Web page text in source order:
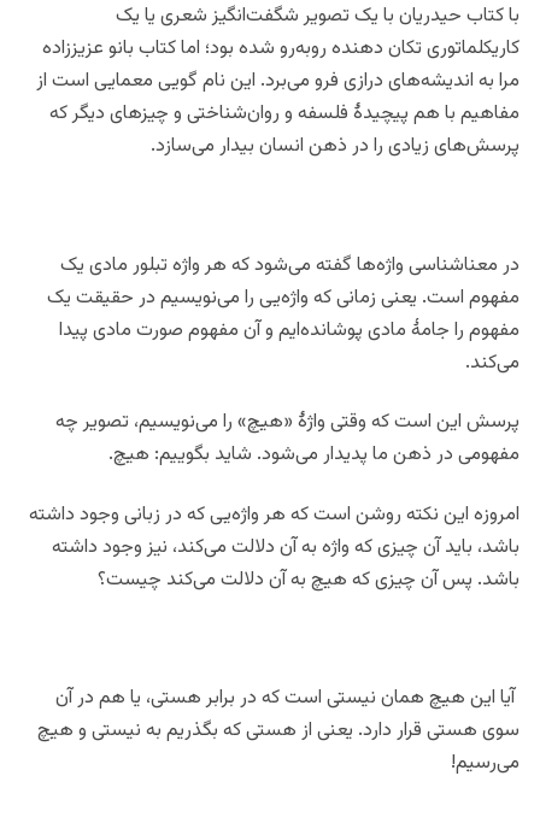
با کتاب حیدریان با یک تصویر شگفت‌انگیز شعری یا یک
کاریکلماتوری تکان دهنده روبه‌رو شده بود؛ اما کتاب بانو عزیززاده
مرا به اندیشه‌های درازی فرو می‌برد. این نام گویی معمایی است از
مفاهیم با هم پیچیدۀ فلسفه و روان‌شناختی و چیزهای دیگر که
پرسش‌های زیادی را در ذهن انسان بیدار می‌سازد.
در معناشناسی واژه‌ها گفته می‌شود که هر واژه تبلور مادی یک
مفهوم است. یعنی زمانی که واژه‌یی را می‌‌نویسیم در حقیقت یک
مفهوم را جامۀ مادی پوشانده‌ایم و آن مفهوم صورت مادی پیدا
می‌کند.
پرسش این است که وقتی واژۀ «هیچ» را می‌نویسیم، تصویر چه
مفهومی در ذهن ما پدیدار می‌شود. شاید بگوییم: هیچ.
امروزه این نکته روشن است که هر واژه‌یی که در زبانی وجود داشته
باشد، باید آن چیزی که واژه به آن دلالت می‌کند، نیز وجود داشته
باشد. پس آن چیزی که هیچ به آن دلالت می‌کند چیست؟
آیا این هیچ همان نیستی است که در برابر هستی، یا هم در آن
سوی هستی قرار دارد. یعنی از هستی که بگذریم به نیستی و هیچ
می‌رسیم!